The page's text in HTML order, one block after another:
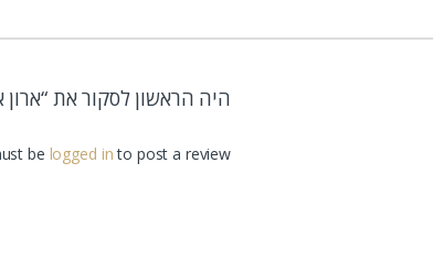
היה הראשון לסקור את “ארון
be logged into post a review.